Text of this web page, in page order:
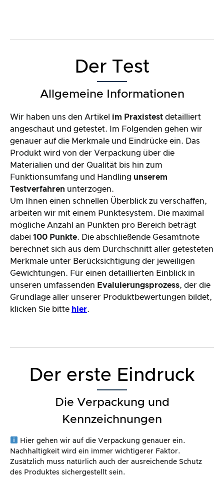
Der Test
Allgemeine Informationen
Wir haben uns den Artikel im Praxistest detailliert
angeschaut und getestet. Im Folgenden gehen wir
genauer auf die Merkmale und Eindrücke ein. Das
Produkt wird von der Verpackung über die
Materialien und der Qualität bis hin zum
Funktionsumfang und Handling unserem
Testverfahren unterzogen.
Um Ihnen einen schnellen Überblick zu verschaffen,
arbeiten wir mit einem Punktesystem. Die maximal
mögliche Anzahl an Punkten pro Bereich beträgt
dabei 100 Punkte. Die abschließende Gesamtnote
berechnet sich aus dem Durchschnitt aller getesteten
Merkmale unter Berücksichtigung der jeweiligen
Gewichtungen. Für einen detaillierten Einblick in
unseren umfassenden Evaluierungsprozess, der die
Grundlage aller unserer Produktbewertungen bildet,
klicken Sie bitte hier.
Der erste Eindruck
Die Verpackung und
Kennzeichnungen
Hier gehen wir auf die Verpackung genauer ein.
Nachhaltigkeit wird ein immer wichtigerer Faktor.
Zusätzlich muss natürlich auch der ausreichende Schutz
des Produktes sichergestellt sein.